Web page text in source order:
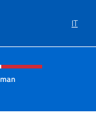
IT
e menù